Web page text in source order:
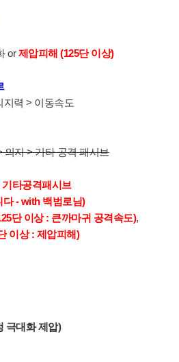
or제압피해 (125단 이상)
지력 > 이동속도
의지 > 기타 공격 패시브
타공격패시브
다 - with 백범로님)
단 이상 : 큰까마귀 공격속도),
이상 : 제압피해)
극대화 제압)